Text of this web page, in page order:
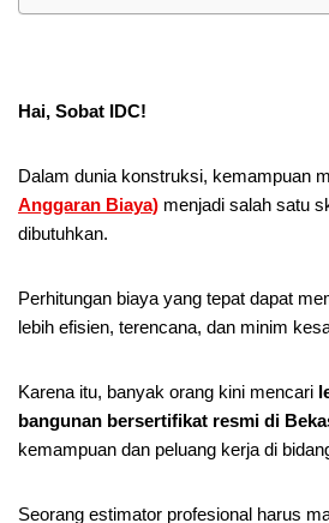
Hai, Sobat IDC!
Dalam dunia konstruksi, kemampuan
Anggaran Biaya) menjadi salah satu
dibutuhkan.
Perhitungan biaya yang tepat dapat
lebih efisien, terencana, dan minim
Karena itu, banyak orang kini mencari
bangunan bersertifikat resmi di
kemampuan dan peluang kerja di
Seorang estimator profesional harus